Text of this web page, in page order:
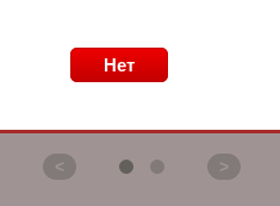
Хьюмидор Aficionado
< >
Нет